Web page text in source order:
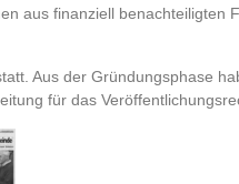
aus finanziell
Aus der Gründungsphase
für das